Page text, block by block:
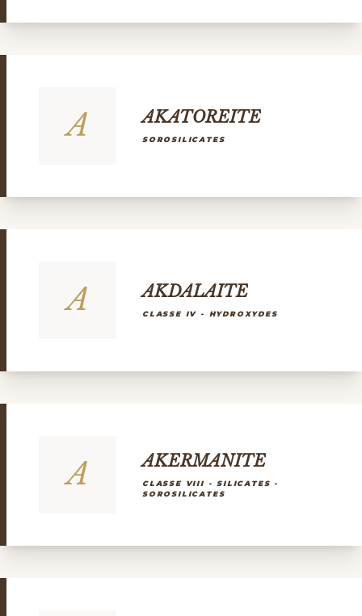
A AKATOREITE
SOROSILICATES
A AKDALAITE
CLASSE IV - HYDROXYDES
A AKERMANITE
CLASSE VIII - SILICATES -
SOROSILICATES